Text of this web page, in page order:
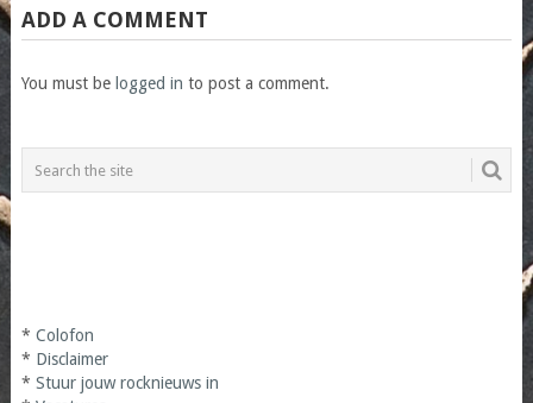
ADD A COMMENT
You must be logged in to post a comment.
* Colofon
* Disclaimer
* Stuur jouw rocknieuws in